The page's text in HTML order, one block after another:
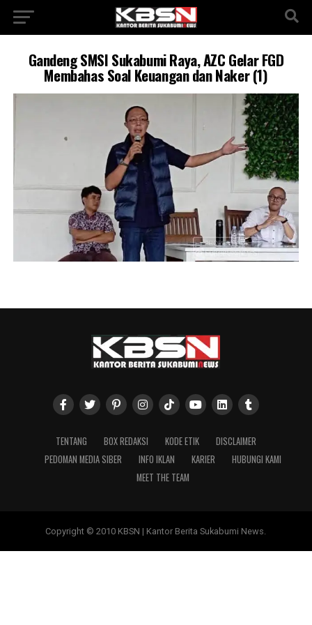
Gandeng SMSI Sukabumi Raya, AZC Gelar FGD
Membahas Soal Keuangan dan Naker (1)
TENTANG BOX REDAKSI KODE ETIK
DISCLAIMER
PEDOMAN MEDIA SIBER
INFO IKLAN KARIER
HUBUNGI KAMI
MEET THE TEAM
Copyright © 2010 KBSN | Kantor Berita Sukabumi News.